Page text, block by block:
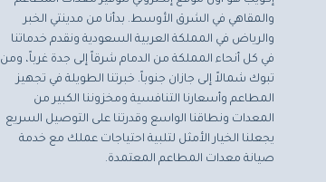
والمقاهي في الشرق الأوسط. بدأنا من مدينتي الخبر
والرياض في المملكة العربية السعودية ونقدم خدماتنا
في كل أنحاء المملكة من الدمام شرقاً إلى جدة غرباً، ومن
تبوك شمالاً إلى جازان جنوباً. خبرتنا الطويلة في تجهيز
المطاعم وأسعارنا التنافسية ومخزوننا الكبير من
المعدات ونطاقنا الواسع وقدرتنا على التوصيل السريع
يجعلنا الخيار الأمثل لتلبية احتياجات عملك مع خدمة
صيانة معدات المطاعم المعتمدة.